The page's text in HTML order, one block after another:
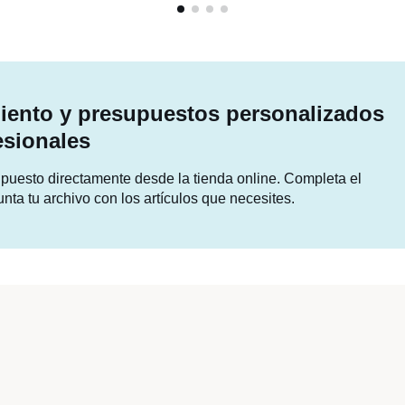
y presupuestos personalizados
directamente desde la tienda online. Completa el
tu archivo con los artículos que necesites.